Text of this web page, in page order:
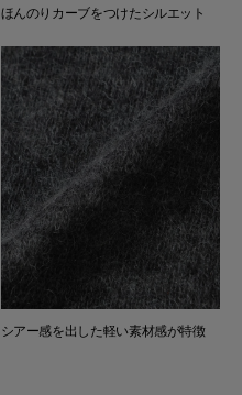
ほんのりカーブをつけたシルエット
シアー感を出した軽い素材感が特徴